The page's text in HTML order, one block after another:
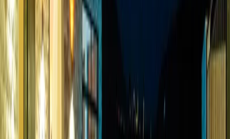
Yatak Odaları;
1. Yatak Odası :
Çift kişilik yatak, klima, komodin, makyaj masası,
jakuzi, banyo ve tuvalet bulunmaktadır.
2. Yatak Odası :
2 adet tek kişilik yatak, komodin, klima, makyaj
masası, elbise dolabı, banyo ve tuvalet bulunmaktadır.
NOT: Villamızda bulunan kapalı havuz ısıtma sistemi için
gecelik 1.500 TL ekstra ücret talep edilmektedir.
6.000
gecelik en düşük fiyat